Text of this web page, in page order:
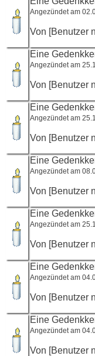
Angezündet am
Von [Benutzer
Eine
Angezündet am
Von [Benutzer
Eine
Angezündet am
Von [Benutzer
Eine
Angezündet am
Von [Benutzer
Eine
Angezündet am
Von [Benutzer
Eine
Angezündet am
Von [Benutzer
Eine
Angezündet am
Von [Benutzer